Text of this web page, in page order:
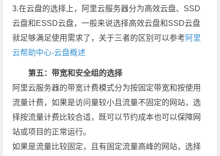
3.在云盘的选择上，阿里云服务器分为高效云盘、SSD
云盘和ESSD云盘，一般来说选择高效云盘和SSD云盘
就足够满足使用需求了，关于三者的区别可以参考 阿里
云帮助中心-云盘概述
第五：带宽和安全组的选择
阿里云服务器的带宽计费模式分为按固定带宽和按使用
流量计费，如果是访问量较小且流量不固定的网站，选
择按流量计费比较合适，既可以节约成本也可以保障网
站或项目的正常运行。
如果是流量比较固定，且有固定流量高峰的网站，选择